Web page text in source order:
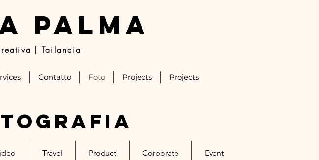
PALMA
| Tailandia
Contatto Foto Projects Projects
Travel Product Corporate Event